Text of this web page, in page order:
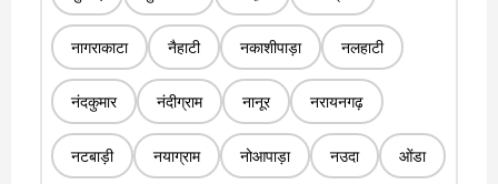
नागराकाटा नैहाटी नकाशीपाड़ा नलहाटी
नंदकुमार नंदीग्राम नानूर नरायनगढ़
नटबाड़ी नयाग्राम नोआपाड़ा नउदा ओंडा